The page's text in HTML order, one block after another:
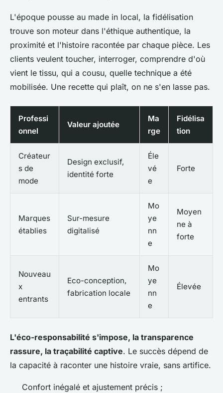
L'époque pousse au made in local, la fidélisation
trouve son moteur dans l'éthique authentique, la
proximité et l'histoire racontée par chaque pièce. Les
clients veulent toucher, interroger, comprendre d'où
vient le tissu, qui a cousu, quelle technique a été
mobilisée. Une recette qui plaît, on ne s'en lasse pas.
Professi
onnel
Valeur ajoutée
Ma
rge
Fidélisa
tion
Créateur
s de
mode
Design exclusif,
identité forte
Éle
vé
e
Forte
Marques
établies
Sur-mesure
digitalisé
Mo
ye
nn
e
Moyen
ne à
forte
Nouveau
x
entrants
Eco-conception,
fabrication locale
Mo
ye
nn
e
Élevée
L'éco-responsabilité s'impose, la transparence
rassure, la traçabilité captive. Le succès dépend de
la capacité à raconter une histoire vraie, sans artifice.
Confort inégalé et ajustement précis ;